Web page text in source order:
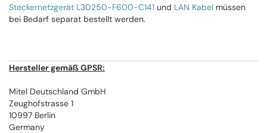
Steckernetzgerät L30250-F600-C141 und LAN Kabel müssen
bei Bedarf separat bestellt werden.
Hersteller gemäß GPSR:
Mitel Deutschland GmbH
Zeughofstrasse 1
10997 Berlin
Germany